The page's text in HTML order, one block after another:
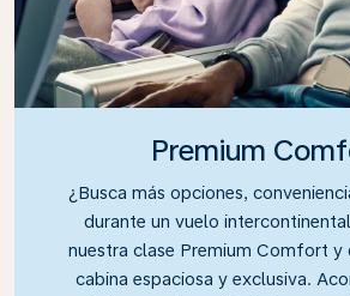
Premium
¿Busca más opciones,
durante un vuelo
nuestra clase Premium Comfort y
cabina espaciosa y exclusiva.